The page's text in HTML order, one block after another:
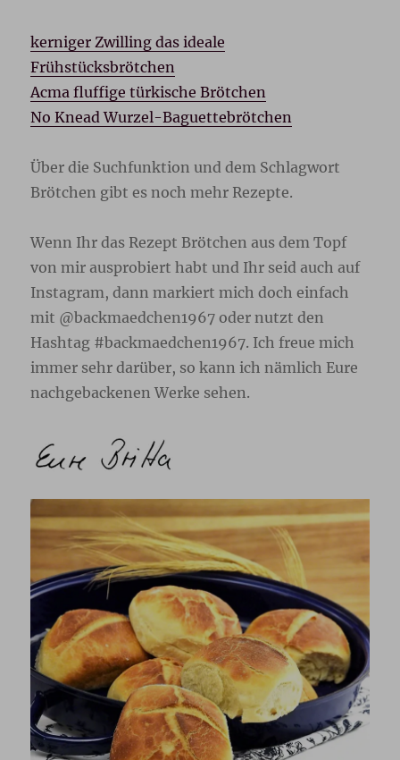
kerniger Zwilling das ideale
Frühstücksbrötchen
Acma fluffige türkische Brötchen
No Knead Wurzel-Baguettebrötchen
Über die Suchfunktion und dem Schlagwort
Brötchen gibt es noch mehr Rezepte.
Wenn Ihr das Rezept Brötchen aus dem Topf
von mir ausprobiert habt und Ihr seid auch auf
Instagram, dann markiert mich doch einfach
mit @backmaedchen1967 oder nutzt den
Hashtag #backmaedchen1967. Ich freue mich
immer sehr darüber, so kann ich nämlich Eure
nachgebackenen Werke sehen.